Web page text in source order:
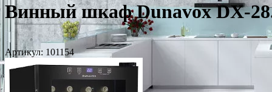
Винный шкаф Dunavox DX-
Артикул: 101154